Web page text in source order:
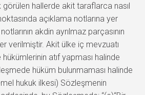
hallerde akit taraflarca nasıl
açıklama notlarına yer
akdin ayrılmaz parçasının
verilmiştir. Akit ülke iç mevzuatı
atıf yapması halinde
hüküm bulunmaması halinde
hukuk ilkesi) Sözleşmenin